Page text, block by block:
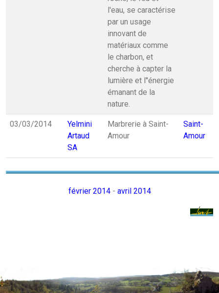
l'eau, se caractérise
par un usage
innovant de
matériaux comme
le charbon, et
cherche à capter la
lumière et l''énergie
émanant de la
nature.
03/03/2014
Yelmini
Artaud
SA
Marbrerie à Saint-
Amour
Saint-
Amour
février 2014- avril 2014